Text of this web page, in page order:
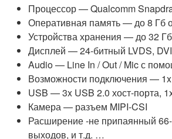
Процессор — Qualcomm
Оперативная память — до 8 Гб
Устройства хранения — до 32
Дисплей — 24-битный LVDS,
Audio — Line In / Out / Mic с
Возможности подключения — 1x
USB — 3x USB 2.0 хост-порта,
Камера — разъем MIPI-CSI
Расширение -не припаянный
выходов, и т.д. …